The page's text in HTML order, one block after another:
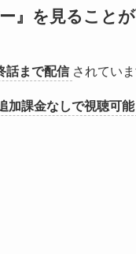
』 を見ること
話まで配信 されていま
加課金なしで視聴可能